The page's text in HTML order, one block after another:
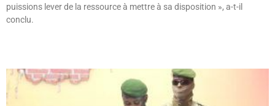
puissions lever de la ressource à mettre à sa disposition », a-t-il
conclu.